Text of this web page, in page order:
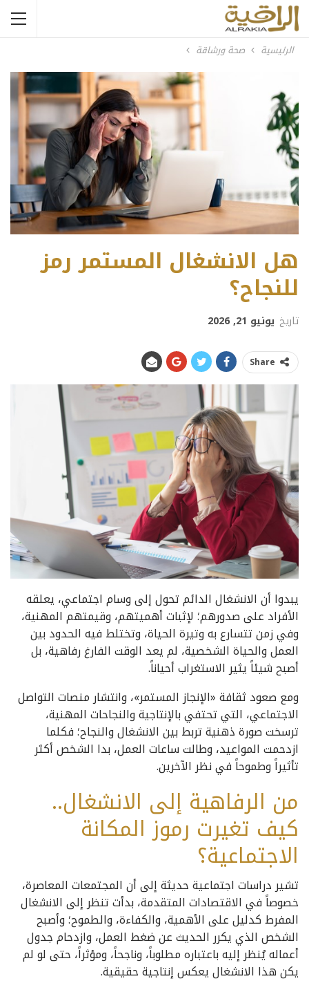
الرئيسية صحة ورشاقة
هل الانشغال المستمر رمز
للنجاح؟
تاريخ يونيو 21, 2026
Share
يبدوا أن الانشغال الدائم تحول إلى وسام اجتماعي، يعلقه
الأفراد على صدورهم؛ لإثبات أهميتهم، وقيمتهم المهنية،
وفي زمن تتسارع به وتيرة الحياة، وتختلط فيه الحدود بين
العمل والحياة الشخصية، لم يعد الوقت الفارغ رفاهية، بل
أصبح شيئاً يثير الاستغراب أحياناً.
ومع صعود ثقافة «الإنجاز المستمر»، وانتشار منصات التواصل
الاجتماعي، التي تحتفي بالإنتاجية والنجاحات المهنية،
ترسخت صورة ذهنية تربط بين الانشغال والنجاح؛ فكلما
ازدحمت المواعيد، وطالت ساعات العمل، بدا الشخص أكثر
تأثيراً وطموحاً في نظر الآخرين.
من الرفاهية إلى الانشغال..
كيف تغيرت رموز المكانة
الاجتماعية؟
تشير دراسات اجتماعية حديثة إلى أن المجتمعات المعاصرة،
خصوصاً في الاقتصادات المتقدمة، بدأت تنظر إلى الانشغال
المفرط كدليل على الأهمية، والكفاءة، والطموح؛ وأصبح
الشخص الذي يكرر الحديث عن ضغط العمل، وازدحام جدول
أعماله يُنظر إليه باعتباره مطلوباً، وناجحاً، ومؤثراً، حتى لو لم
يكن هذا الانشغال يعكس إنتاجية حقيقية.